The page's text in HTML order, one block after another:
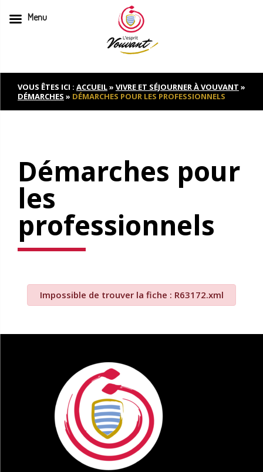
to
contentVOUS ÊTES ICI : ACCUEIL» VIVRE ET SÉJOURNER À VOUVANT »
DÉMARCHES » DÉMARCHES POUR LES PROFESSIONNELS
Démarches pour
les
professionnels
Impossible de trouver la fiche : R63172.xml
Menu